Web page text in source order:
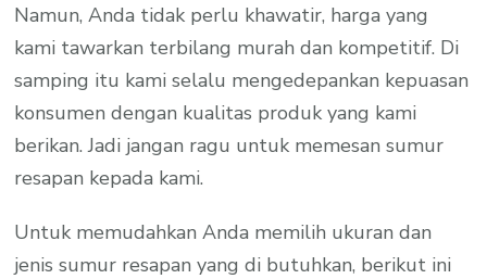
Namun, Anda tidak perlu khawatir, harga yang
kami tawarkan terbilang murah dan kompetitif. Di
samping itu kami selalu mengedepankan kepuasan
konsumen dengan kualitas produk yang kami
berikan. Jadi jangan ragu untuk memesan sumur
resapan kepada kami.
Untuk memudahkan Anda memilih ukuran dan
jenis sumur resapan yang di butuhkan, berikut ini